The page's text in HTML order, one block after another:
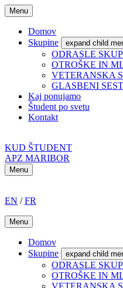
Menu
Domov
Skupine
expand child
ODRASLE
OTROŠKE IN
VETERANSKA
GLASBENI
Kaj ponujamo
Študent po svetu
Kontakt
KUD ŠTUDENT
APZ MARIBOR
Menu
EN /FR
Menu
Domov
Skupine
expand child
ODRASLE
OTROŠKE IN
VETERANSKA